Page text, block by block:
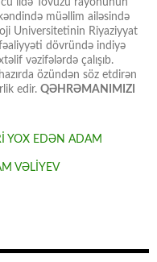
ildə Tovuzu rayonunun
müəllim ailəsində
Universitetinin Riyaziyyat
dövründə indiyə
vəzifələrdə çalışıb.
özündən söz etdirən
edir. QƏHRƏMANIMIZI
YOX EDƏN ADAM
VƏLİYEV